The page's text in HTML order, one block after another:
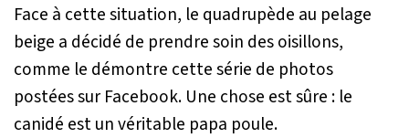
Face à cette situation, le quadrupède au pelage
beige a décidé de prendre soin des oisillons,
comme le démontre cette série de photos
postées sur Facebook. Une chose est sûre : le
canidé est un véritable papa poule.